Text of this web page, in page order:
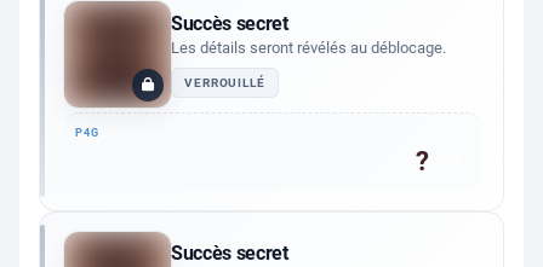
Succès secret
Les détails seront révélés au déblocage.
VERROUILLÉ
?
Succès secret